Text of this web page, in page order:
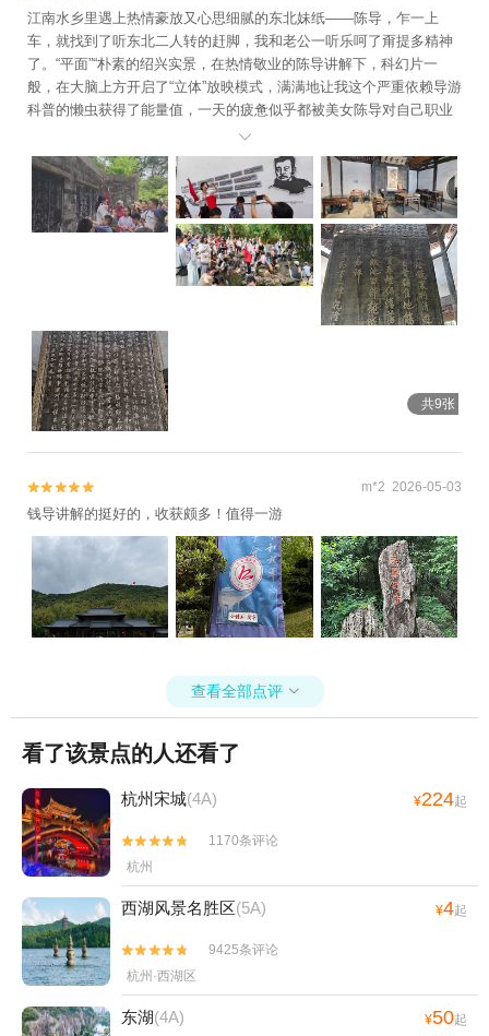
江南水乡里遇上热情豪放又心思细腻的东北妹纸——陈导，乍一上
车，就找到了听东北二人转的赶脚，我和老公一听乐呵了甭提多精神
了。“平面”“朴素的绍兴实景，在热情敬业的陈导讲解下，科幻片一
般，在大脑上方开启了“立体”放映模式，满满地让我这个严重依赖导游
科普的懒虫获得了能量值，一天的疲惫似乎都被美女陈导对自己职业
的“爱”扫清了。今天的现场常有一幕感人的场景——美女“法师”讲经，
众游客“信徒”围着法师虔诚听课的盛景——此处该有一张图。认真工作
的人最可爱！辛苦啦！希望有更多的人和我一样，能在前胸贴后背一
样的游览人群里，享受到“买卖”之外“朋友”之间的平等服务与被服务！

共9张

 m*2 2026-05-03
钱导讲解的挺好的，收获颇多！值得一游
查看全部点评 
看了该景点的人还看了
杭州宋城(4A) ¥224起


1170条评论
杭州
西湖风景名胜区(5A) ¥4起


9425条评论
杭州·西湖区
东湖(4A) ¥50起